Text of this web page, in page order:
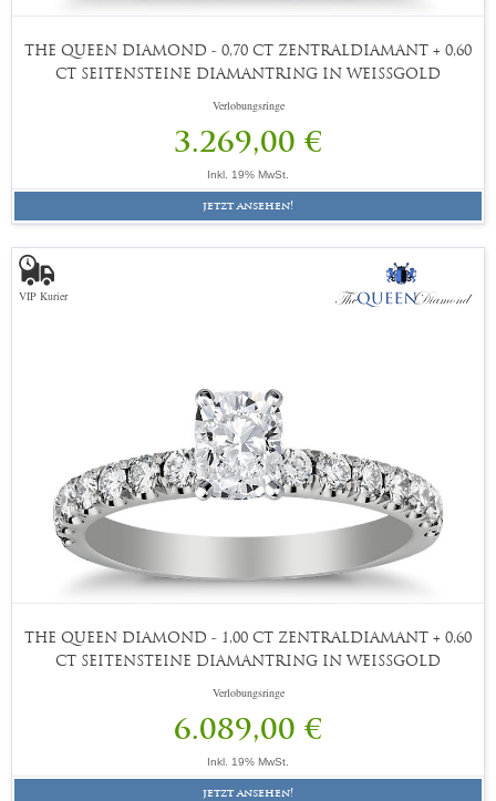
THE QUEEN DIAMOND - 0,70 CT ZENTRALDIAMANT + 0,60
CT SEITENSTEINE DIAMANTRING IN WEISSGOLD
Verlobungsringe
3.269,00 €
Inkl. 19% MwSt.
jetzt ansehen!
VIP Kurier
THE QUEEN DIAMOND - 1,00 CT ZENTRALDIAMANT + 0,60
CT SEITENSTEINE DIAMANTRING IN WEISSGOLD
Verlobungsringe
6.089,00 €
Inkl. 19% MwSt.
jetzt ansehen!